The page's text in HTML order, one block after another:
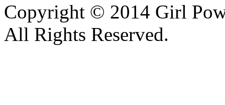
Copyright © 2014 Girl
All Rights Reserved.